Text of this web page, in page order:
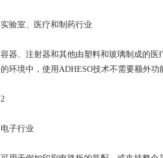
实验室、医疗和制药行业
容器、注射器和其他由塑料和玻璃制成的医
的环境中，使用ADHESO技术不需要额外功
2
电子行业